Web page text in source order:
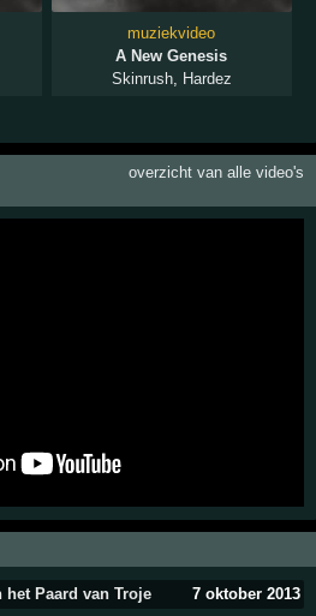
muziekvideo
A New Genesis
Skinrush, Hardez
overzicht van alle video's
Paard van Troje
7 oktober 2013